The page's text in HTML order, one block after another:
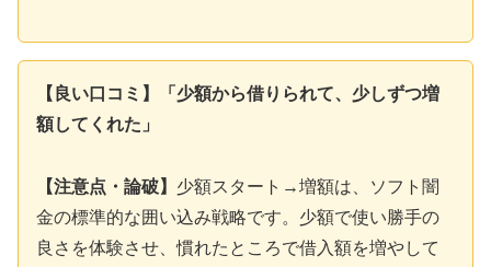
【良い口コミ】「少額から借りられて、少しずつ増
額してくれた」
【注意点・論破】 少額スタート→増額は、ソフト闇
金の標準的な囲い込み戦略です。少額で使い勝手の
良さを体験させ、慣れたところで借入額を増やして